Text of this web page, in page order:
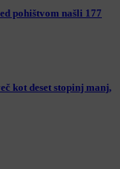
pohištvom našli 177
kot deset stopinj manj,